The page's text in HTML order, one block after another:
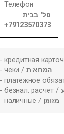
Телефон
טל' בבית
+79123570373
- кредитная
- чеки /המחאות
- платежное
- безнал. расчет /
- наличные / מזומן